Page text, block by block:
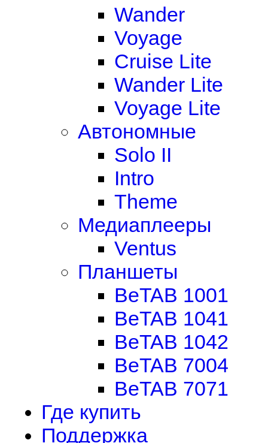
Wander
Voyage
Cruise Lite
Wander Lite
Voyage Lite
Автономные
Solo II
Intro
Theme
Медиаплееры
Ventus
Планшеты
BeTAB 1001
BeTAB 1041
BeTAB 1042
BeTAB 7004
BeTAB 7071
Где купить
Поддержка